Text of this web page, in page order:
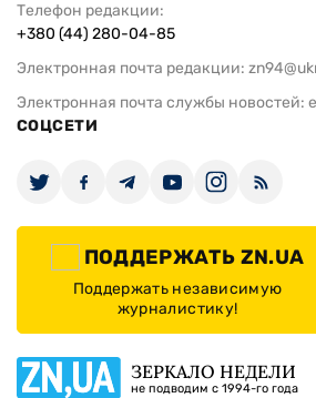
Телефон редакции:
+380 (44) 280-04-85
Электронная почта редакции:
Электронная почта службы новостей:
СОЦСЕТИ
ПОДДЕРЖАТЬ ZN.UA
Поддержать независимую
журналистику!
ЗЕРКАЛО НЕДЕЛИ
не подводим с 1994-го года